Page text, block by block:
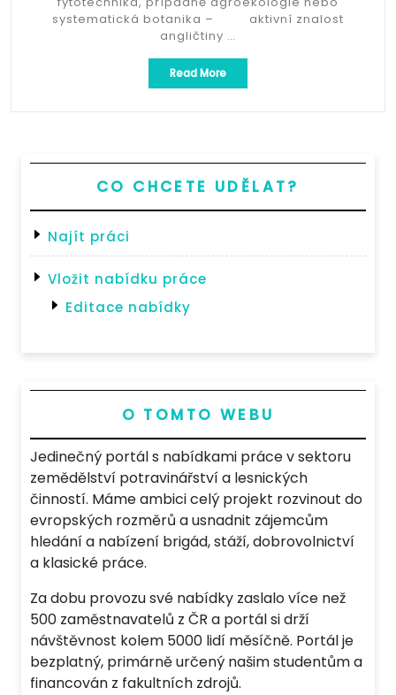
systematická botanika – aktivní znalost
angličtiny …
Read More„Výzkumný/vědecký
pracovník
CO CHCETE UDĚLAT?
Najít práci
Vložit nabídku práce
Editace nabídky
O TOMTO WEBU
Jedinečný portál s nabídkami práce v sektoru
zemědělství potravinářství a lesnických
činností. Máme ambici celý projekt rozvinout do
evropských rozměrů a usnadnit zájemcům
hledání a nabízení brigád, stáží, dobrovolnictví
a klasické práce.
Za dobu provozu své nabídky zaslalo více než
500 zaměstnavatelů z ČR a portál si drží
návštěvnost kolem 5000 lidí měsíčně. Portál je
bezplatný, primárně určený našim studentům a
financován z fakultních zdrojů.